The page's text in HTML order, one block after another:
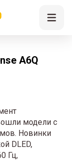
A6Q
модели с
Новинки
DLED,
Гц,